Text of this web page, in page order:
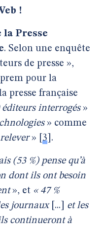
!
la Presse
. Selon une enquête
de presse »,
pour la
presse française
éditeurs interrogés»
» comme
» 3 .
(53 %) pense qu’à
dont ils ont besoin
», et « 47 %
journaux[...] et les
continueront à